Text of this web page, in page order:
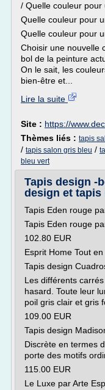
/ Quelle couleur
Quelle couleur pour
Quelle couleur pour
Choisir une nouvelle
bol de la peinture
On le sait, les
bien-être et...
Lire la suite
Site : https://
Thèmes liés : tapis
/ tapis salon gris bleu /
bleu vert
Tapis design -
design et tapis
Tapis Eden rouge
Tapis Eden rouge
102.80 EUR
Esprit Home Tout
Tapis design
Les différents
hasard. Toute leur
poil gris clair et gris
109.00 EUR
Tapis design
Discrète en termes
porte des motifs
115.00 EUR
Le Luxe par Arte